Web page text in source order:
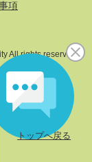
トップへ戻る
項
All rights reserved.